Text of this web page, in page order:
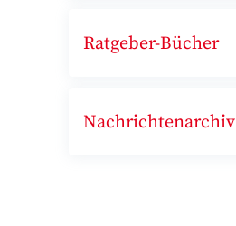
Ratgeber-Bücher
Nachrichtenarchiv